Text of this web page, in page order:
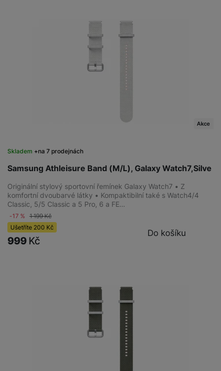
Samsung Athleisure Band (M/L), Galaxy Watch7,Silve
Skladem na 7 prodejnách
Akce
Originální stylový sportovní řemínek Galaxy Watch7 • Z
komfortní dvoubarvé látky • Kompaktibilní také s Watch4/4
Classic, 5/5 Classic a 5 Pro, 6 a FE…
-17 % 1 199Kč
Ušetříte 200 Kč
999 Kč
Do košíku